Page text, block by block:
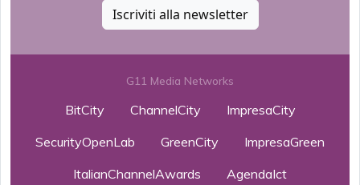
Iscriviti alla newsletter
G11 Media Networks
BitCity ChannelCity
ImpresaCity
SecurityOpenLab
GreenCity
ImpresaGreen
ItalianChannelAwards
AgendaIct